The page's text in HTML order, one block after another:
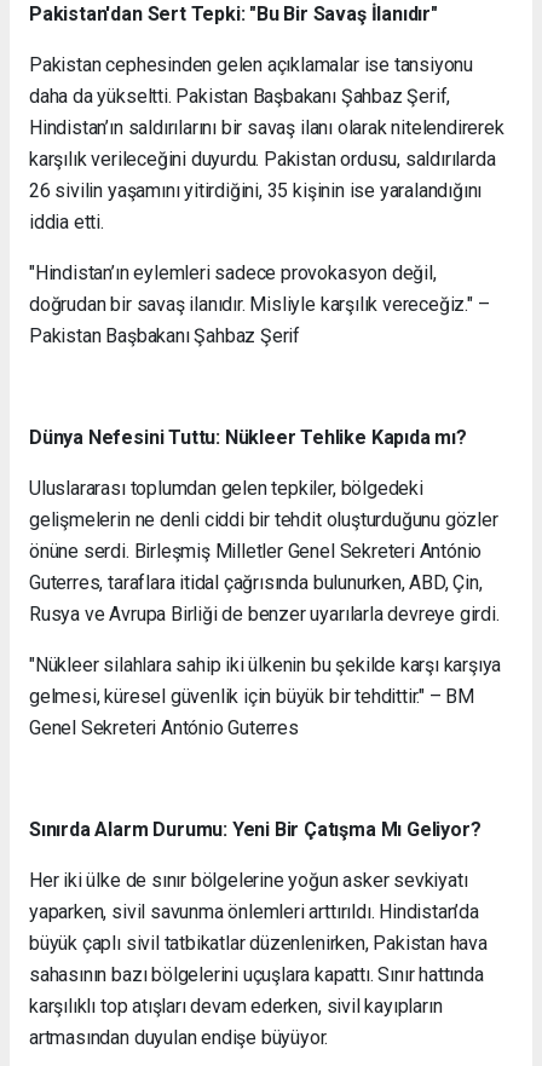
Pakistan'dan Sert Tepki: "Bu Bir Savaş İlanıdır"
Pakistan cephesinden gelen açıklamalar ise tansiyonu
daha da yükseltti. Pakistan Başbakanı Şahbaz Şerif,
Hindistan’ın saldırılarını bir savaş ilanı olarak nitelendirerek
karşılık verileceğini duyurdu. Pakistan ordusu, saldırılarda
26 sivilin yaşamını yitirdiğini, 35 kişinin ise yaralandığını
iddia etti.
"Hindistan’ın eylemleri sadece provokasyon değil,
doğrudan bir savaş ilanıdır. Misliyle karşılık vereceğiz." –
Pakistan Başbakanı Şahbaz Şerif
Dünya Nefesini Tuttu: Nükleer Tehlike Kapıda mı?
Uluslararası toplumdan gelen tepkiler, bölgedeki
gelişmelerin ne denli ciddi bir tehdit oluşturduğunu gözler
önüne serdi. Birleşmiş Milletler Genel Sekreteri António
Guterres, taraflara itidal çağrısında bulunurken, ABD, Çin,
Rusya ve Avrupa Birliği de benzer uyarılarla devreye girdi.
"Nükleer silahlara sahip iki ülkenin bu şekilde karşı karşıya
gelmesi, küresel güvenlik için büyük bir tehdittir." – BM
Genel Sekreteri António Guterres
Sınırda Alarm Durumu: Yeni Bir Çatışma Mı Geliyor?
Her iki ülke de sınır bölgelerine yoğun asker sevkiyatı
yaparken, sivil savunma önlemleri arttırıldı. Hindistan’da
büyük çaplı sivil tatbikatlar düzenlenirken, Pakistan hava
sahasının bazı bölgelerini uçuşlara kapattı. Sınır hattında
karşılıklı top atışları devam ederken, sivil kayıpların
artmasından duyulan endişe büyüyor.